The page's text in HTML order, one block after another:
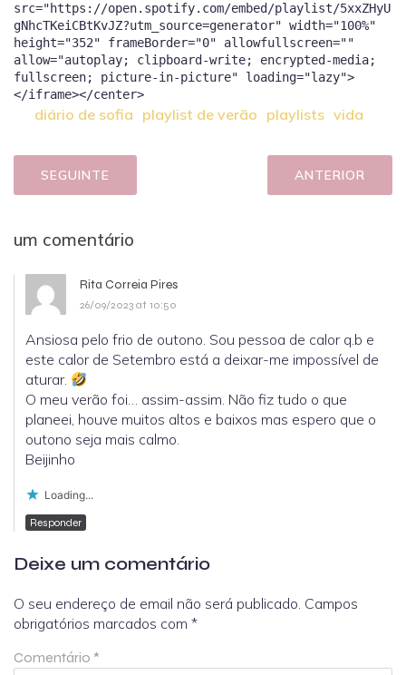
src="https://open.spotify.com/embed/playlist/5xxZHyU
gNhcTKeiCBtKvJZ?utm_source=generator" width="100%"
height="352" frameBorder="0" allowfullscreen=""
allow="autoplay; clipboard-write; encrypted-media;
fullscreen; picture-in-picture" loading="lazy">
diário de sofia playlist de verão playlists vida
SEGUINTE ANTERIOR
um comentário
Rita Correia Pires
26/09/2023 at 10:50
Ansiosa pelo frio de outono. Sou pessoa de calor q.b e
este calor de Setembro está a deixar-me impossível de
aturar.
O meu verão foi… assim-assim. Não fiz tudo o que
planeei, houve muitos altos e baixos mas espero que o
outono seja mais calmo.
Beijinho
Loading...
Responder
Deixe um comentário
O seu endereço de email não será publicado. Campos
obrigatórios marcados com *
Comentário *